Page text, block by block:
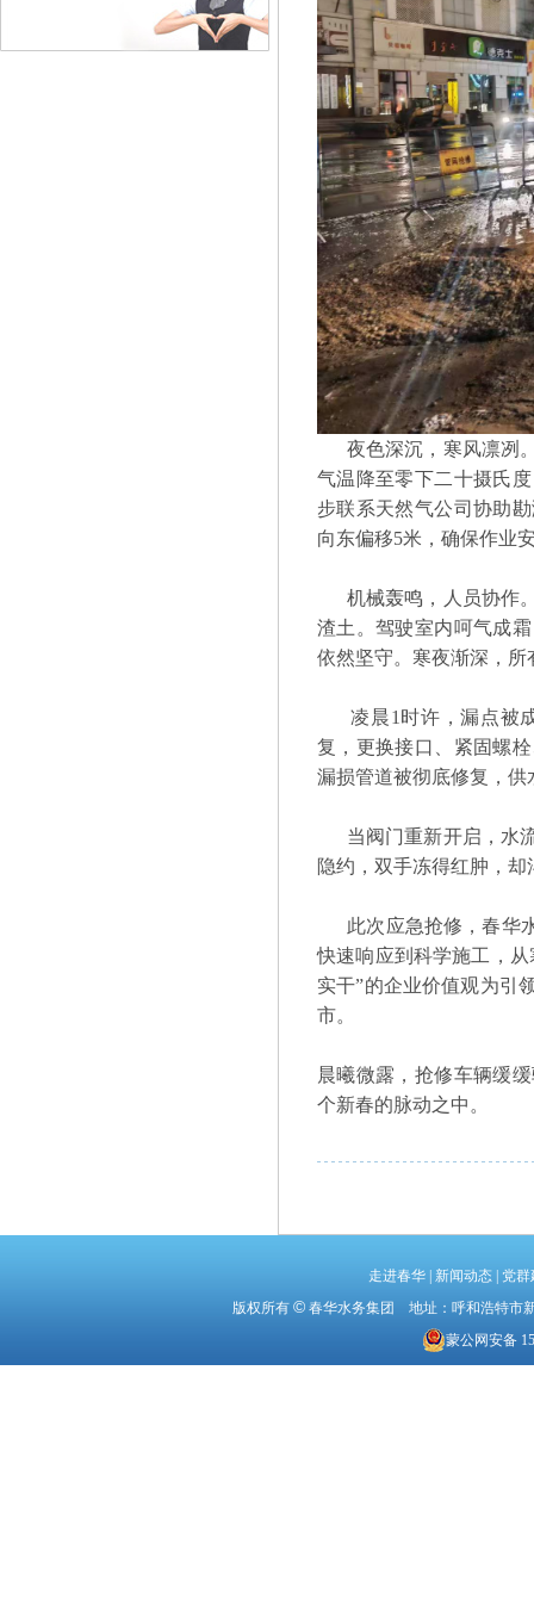
夜色深沉，寒风凛冽。
气温降至零下二十摄氏
步联系天然气公司协助
向东偏移5米，确保作业
机械轰鸣，人员协作。
渣土。驾驶室内呵气成
依然坚守。寒夜渐深，
凌晨1时许，漏点被
复，更换接口、紧固螺
漏损管道被彻底修复，供
当阀门重新开启，水流
隐约，双手冻得红肿，
此次应急抢修，春华水
快速响应到科学施工，
实干”的企业价值观为引
市。
晨曦微露，抢修车辆缓
个新春的脉动之中。
走进春华 新闻动态
党群
版权所有 © 春华水务集团 地址：呼和浩特市
蒙公网安备